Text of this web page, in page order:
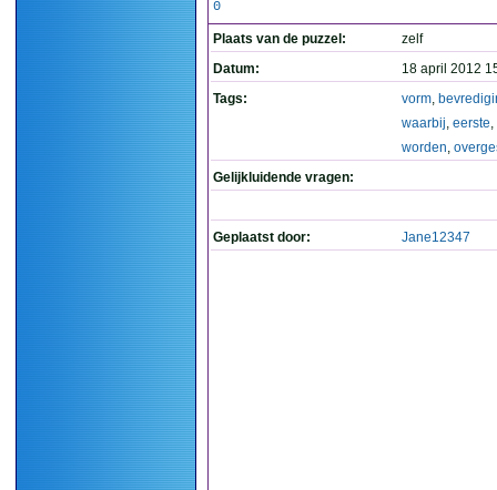
0
Plaats van de puzzel:
zelf
Datum:
18 april 2012
Tags:
vorm,
waarbij, eerste,
worden,
Gelijkluidende vragen:
Geplaatst door: Jane12347